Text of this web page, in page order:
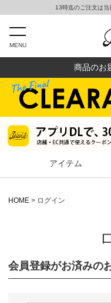
13時迄のご注文は
MENU
商品のお
アイテム
HOME ログイン
会員登録がお済みの